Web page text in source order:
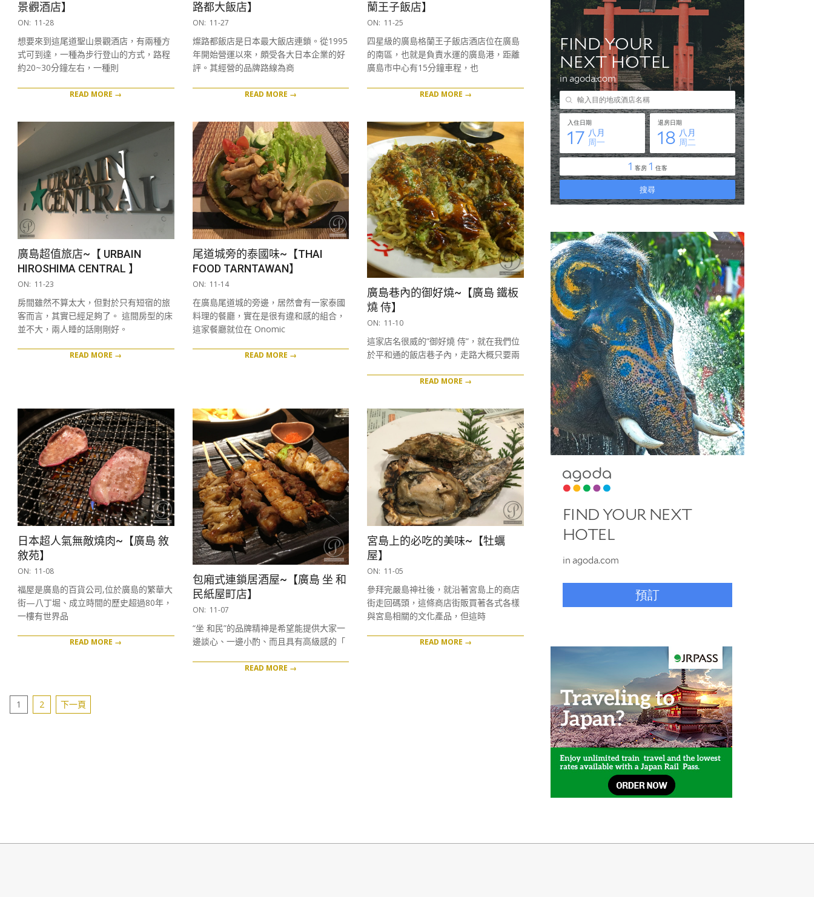
景觀酒店】
2016-
28
ON: 11-28
想要來到這尾道聖山景觀酒店，有兩種方
式可到達，一種為步行登山的方式，路程
約20~30分鐘左右，一種則
READ MORE →
路都大飯店】
2016-
27
ON: 11-27
燦路都飯店是日本最大飯店連鎖。從1995
年開始營運以來，頗受各大日本企業的好
評。其經營的品牌路線為商
READ MORE →
蘭王子飯店】
2016-
25
ON: 11-25
四星級的廣島格蘭王子飯店酒店位在廣島
的南區，也就是負責水運的廣島港，距離
廣島市中心有15分鐘車程，也
READ MORE →
廣島超值旅店~【 URBAIN
HIROSHIMA CENTRAL 】
2016-
23
ON: 11-23
房間雖然不算太大，但對於只有短宿的旅
客而言，其實已經足夠了。 這間房型的床
並不大，兩人睡的話剛剛好。
READ MORE →
尾道城旁的泰國味~【THAI
FOOD TARNTAWAN】
2016-
14
ON: 11-14
在廣島尾道城的旁邊，居然會有一家泰國
料理的餐廳，實在是很有違和感的組合，
這家餐廳就位在 Onomic
READ MORE →
廣島巷內的御好燒~【廣島 鐵板
燒 侍】
2016-
10
ON: 11-10
這家店名很威的”御好燒 侍”，就在我們位
於平和通的飯店巷子內，走路大概只要兩
READ MORE →
日本超人氣無敵燒肉~【廣島 敘
敘苑】
2016-
08
ON: 11-08
福屋是廣島的百貨公司,位於廣島的繁華大
街—八丁堀、成立時間的歷史超過80年，
一樓有世界品
READ MORE →
包廂式連鎖居酒屋~【廣島 坐 和
民紙屋町店】
2016-
07
ON: 11-07
“坐 和民”的品牌精神是希望能提供大家一
邊談心、一邊小酌、而且具有高級感的「
READ MORE →
宮島上的必吃的美味~【牡蠣
屋】
2016-
05
ON: 11-05
參拜完嚴島神社後，就沿著宮島上的商店
街走回碼頭，這條商店街販買著各式各樣
與宮島相關的文化產品，但這時
READ MORE →
文1 2 下一頁